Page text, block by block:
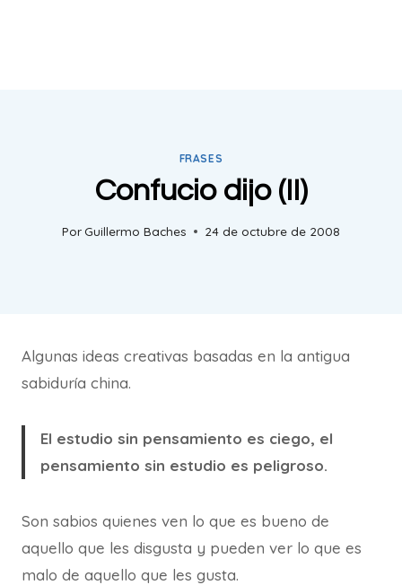
FRASES
Confucio dijo (II)
PorGuillermo Baches 24 de octubre de 2008
Algunas ideas creativas basadas en la antigua
sabiduría china.
El estudio sin pensamiento es ciego, el
pensamiento sin estudio es peligroso.
Son sabios quienes ven lo que es bueno de
aquello que les disgusta y pueden ver lo que es
malo de aquello que les gusta.